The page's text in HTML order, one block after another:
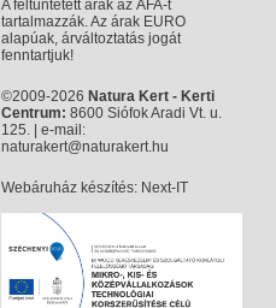
A feltüntetett árak az ÁFA-t
tartalmazzák. Az árak EURO
alapúak, árváltoztatás jogát
fenntartjuk!
©2009-2026 Natura Kert - Kerti
Centrum: 8600 Siófok Aradi Vt. u.
125. | e-mail:
naturakert@naturakert.hu
Webáruház készítés: Next-IT